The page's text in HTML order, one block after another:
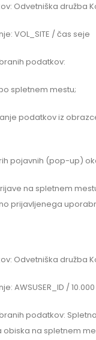
Odvetniška družba
VOL_SITE / čas seje
podatkov:
spletnem mestu;
podatkov iz
pojavnih (pop-up)
na spletnem
prijavljenega
Odvetniška družba
AWSUSER_ID /
podatkov:
obiska na spletnem